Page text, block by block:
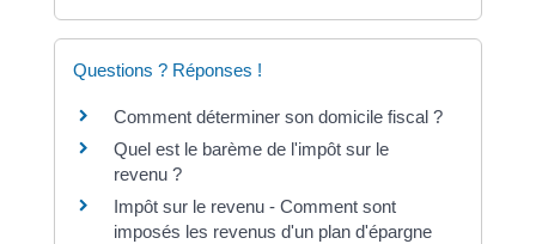
Questions ? Réponses !
Comment déterminer son domicile fiscal ?
Quel est le barème de l'impôt sur le
revenu ?
Impôt sur le revenu - Comment sont
imposés les revenus d'un plan d'épargne